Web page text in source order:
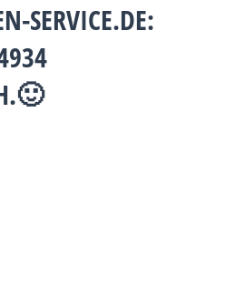
SERVICE.DE: